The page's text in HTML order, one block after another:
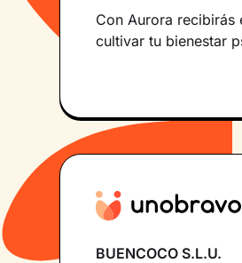
Con Aurora recibirás
cultivar tu bienestar
BUENCOCO S.L.U.